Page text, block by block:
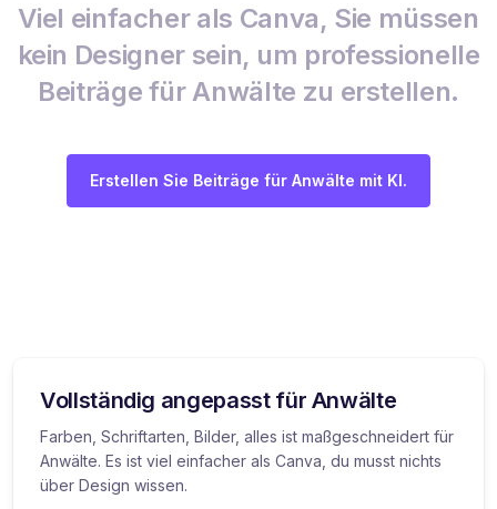
Viel einfacher als Canva, Sie müssen
kein Designer sein, um professionelle
Beiträge für Anwälte zu erstellen.
Erstellen Sie Beiträge für Anwälte mit KI.
Vollständig angepasst für Anwälte
Farben, Schriftarten, Bilder, alles ist maßgeschneidert für
Anwälte. Es ist viel einfacher als Canva, du musst nichts
über Design wissen.